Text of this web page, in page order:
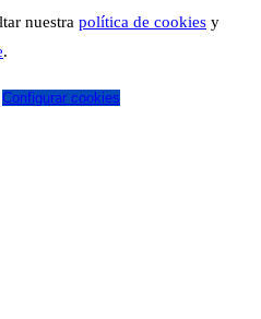
nuestra política de cookies y
.
Configurar cookies